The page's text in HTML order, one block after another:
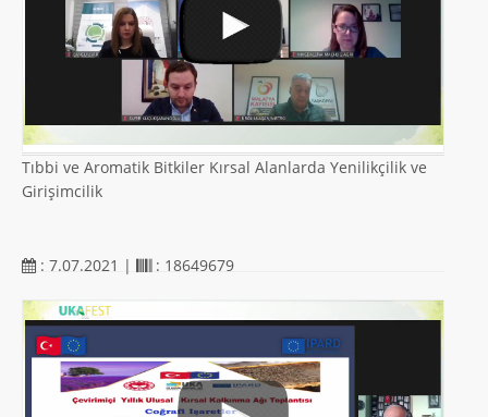
Tıbbi ve Aromatik Bitkiler Kırsal Alanlarda Yenilikçilik ve
Girişimcilik
: 7.07.2021 | : 18649679